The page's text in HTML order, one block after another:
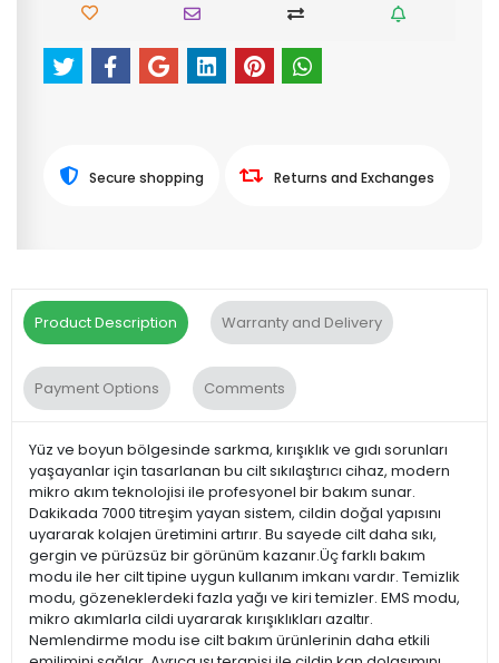
Secure shopping Returns and Exchanges
Product Description Warranty and Delivery
Payment Options Comments
Yüz ve boyun bölgesinde sarkma, kırışıklık ve gıdı sorunları
yaşayanlar için tasarlanan bu cilt sıkılaştırıcı cihaz, modern
mikro akım teknolojisi ile profesyonel bir bakım sunar.
Dakikada 7000 titreşim yayan sistem, cildin doğal yapısını
uyararak kolajen üretimini artırır. Bu sayede cilt daha sıkı,
gergin ve pürüzsüz bir görünüm kazanır.Üç farklı bakım
modu ile her cilt tipine uygun kullanım imkanı vardır. Temizlik
modu, gözeneklerdeki fazla yağı ve kiri temizler. EMS modu,
mikro akımlarla cildi uyararak kırışıklıkları azaltır.
Nemlendirme modu ise cilt bakım ürünlerinin daha etkili